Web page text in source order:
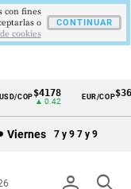
COP$4178
▲ 0.42
EUR/COP
Viernes 7 y 9 7 y 9
con fines
o
cookies
CONTINUAR